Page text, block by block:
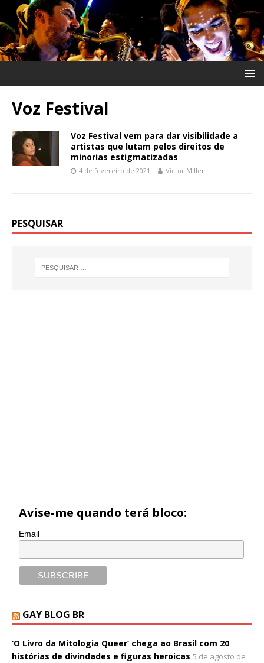
Voz Festival
Voz Festival vem para dar visibilidade a
artistas que lutam pelos direitos de
minorias estigmatizadas
4 de fevereiro de 2021 Victor Miller
PESQUISAR
Avise-me quando terá bloco:
Email
GAY BLOG BR
‘O Livro da Mitologia Queer’ chega ao Brasil com 20
histórias de divindades e figuras heroicas 5 de agosto de